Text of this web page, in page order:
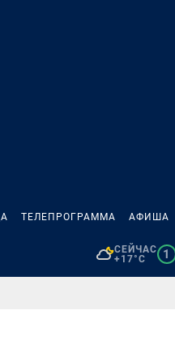
ТЕЛЕПРОГРАММА АФИША
СЕЙЧАС
+17°C
1